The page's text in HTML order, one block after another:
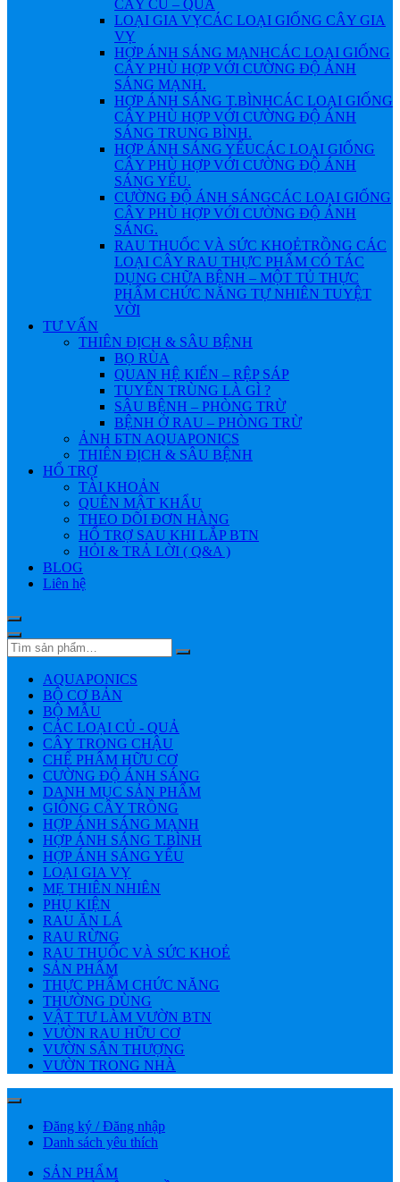
CÂY CỦ – QUẢ
LOẠI GIA VỴCÁC LOẠI GIỐNG CÂY GIA
VỴ
HỢP ÁNH SÁNG MẠNHCÁC LOẠI GIỐNG
CÂY PHÙ HỢP VỚI CƯỜNG ĐỘ ÁNH
SÁNG MẠNH.
HỢP ÁNH SÁNG T.BÌNHCÁC LOẠI GIỐNG
CÂY PHÙ HỢP VỚI CƯỜNG ĐỘ ÁNH
SÁNG TRUNG BÌNH.
HỢP ÁNH SÁNG YẾUCÁC LOẠI GIỐNG
CÂY PHÙ HỢP VỚI CƯỜNG ĐỘ ÁNH
SÁNG YẾU.
CƯỜNG ĐỘ ÁNH SÁNGCÁC LOẠI GIỐNG
CÂY PHÙ HỢP VỚI CƯỜNG ĐỘ ÁNH
SÁNG.
RAU THUỐC VÀ SỨC KHOẺTRỒNG CÁC
LOẠI CÂY RAU THỰC PHẨM CÓ TÁC
DỤNG CHỮA BỆNH – MỘT TỦ THỰC
PHẨM CHỨC NĂNG TỰ NHIÊN TUYỆT
VỜI
TƯ VẤN
THIÊN ĐỊCH & SÂU BỆNH
BỌ RÙA
QUAN HỆ KIẾN – RỆP SÁP
TUYẾN TRÙNG LÀ GÌ ?
SÂU BỆNH – PHÒNG TRỪ
BỆNH Ở RAU – PHÒNG TRỪ
ẢNH БTN AQUAPONICS
THIÊN ĐỊCH & SÂU BỆNH
HỔ TRỢ
TÀI KHOẢN
QUÊN MẬT KHẨU
THEO DÕI ĐƠN HÀNG
HỔ TRỢ SAU KHI LẮP BTN
HỎI & TRẢ LỜI ( Q&A )
BLOG
Liên hệ
AQUAPONICS
BỘ CƠ BẢN
BỘ MẪU
CÁC LOẠI CỦ - QUẢ
CÂY TRONG CHẬU
CHẾ PHẨM HỮU CƠ
CƯỜNG ĐỘ ÁNH SÁNG
DANH MỤC SẢN PHẨM
GIỐNG CÂY TRỒNG
HỢP ÁNH SÁNG MẠNH
HỢP ÁNH SÁNG T.BÌNH
HỢP ÁNH SÁNG YẾU
LOẠI GIA VỴ
MẸ THIÊN NHIÊN
PHỤ KIỆN
RAU ĂN LÁ
RAU RỪNG
RAU THUỐC VÀ SỨC KHOẺ
SẢN PHẨM
THỰC PHẨM CHỨC NĂNG
THƯỜNG DÙNG
VẬT TƯ LÀM VƯỜN BTN
VƯỜN RAU HỮU CƠ
VƯỜN SÂN THƯỢNG
VƯỜN TRONG NHÀ
Đăng ký / Đăng nhập
Danh sách yêu thích
SẢN PHẨM